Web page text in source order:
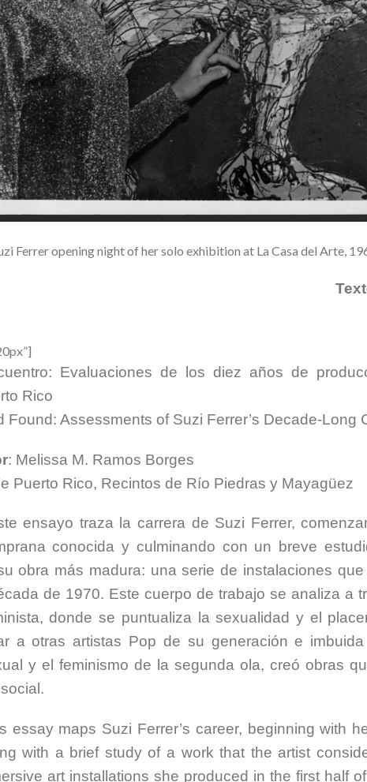
Ferrer opening night of her solo exhibition at La Casa del Arte,
Evaluaciones de los diez años de
Rico
Found: Assessments of Suzi Ferrer’s Decade-Long
: Melissa M. Ramos Borges
Puerto Rico, Recintos de Río Piedras y Mayagüez
ensayo traza la carrera de Suzi Ferrer,
conocida y culminando con un breve
obra más madura: una serie de instalaciones
de 1970. Este cuerpo de trabajo se analiza a
donde se puntualiza la sexualidad y el
a otras artistas Pop de su generación e
y el feminismo de la segunda ola, creó obras
essay maps Suzi Ferrer’s career, beginning with
with a brief study of a work that the artist
art installations she produced in the first half